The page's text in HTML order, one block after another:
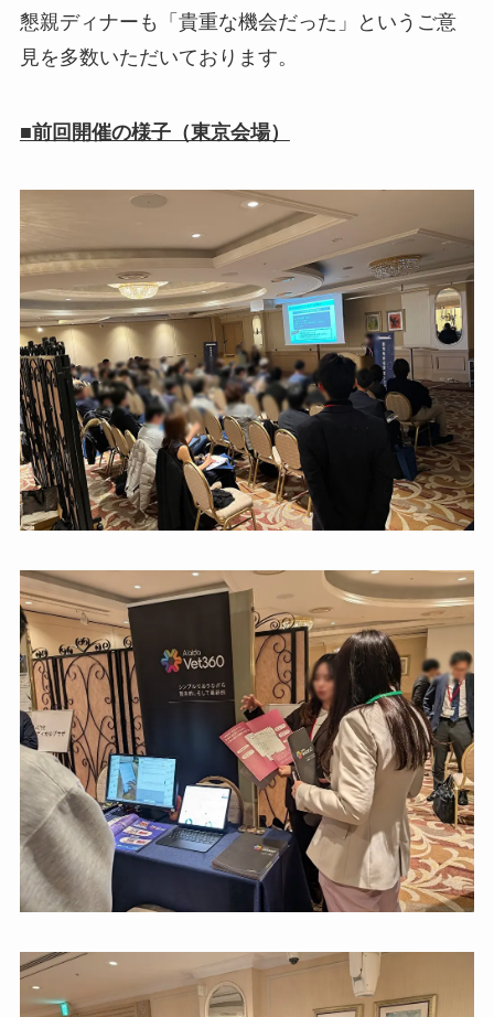
懇親ディナーも「貴重な機会だった」というご意
見を多数いただいております。
■前回開催の様子（東京会場）